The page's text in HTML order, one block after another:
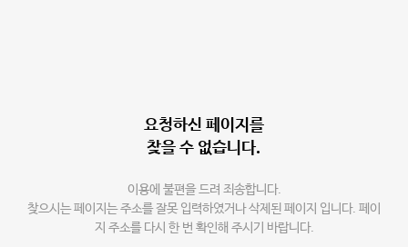
요청하신 페이지를
찾을 수 없습니다.
이용에 불편을 드려 죄송합니다.
찾으시는 페이지는 주소를 잘못 입력하였거나 삭제된 페이지 입니다. 페이
지 주소를 다시 한 번 확인해 주시기 바랍니다.